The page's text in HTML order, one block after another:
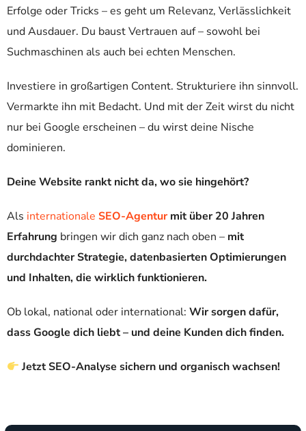
Erfolge oder Tricks – es geht um Relevanz, Verlässlichkeit
und Ausdauer. Du baust Vertrauen auf – sowohl bei
Suchmaschinen als auch bei echten Menschen.
Investiere in großartigen Content. Strukturiere ihn sinnvoll.
Vermarkte ihn mit Bedacht. Und mit der Zeit wirst du nicht
nur bei Google erscheinen – du wirst deine Nische
dominieren.
Deine Website rankt nicht da, wo sie hingehört?
Als internationale SEO-Agenturmit über 20 Jahren
Erfahrung bringen wir dich ganz nach oben – mit
durchdachter Strategie, datenbasierten Optimierungen
und Inhalten, die wirklich funktionieren.
Ob lokal, national oder international: Wir sorgen dafür,
dass Google dich liebt – und deine Kunden dich finden.
Jetzt SEO-Analyse sichern und organisch wachsen!